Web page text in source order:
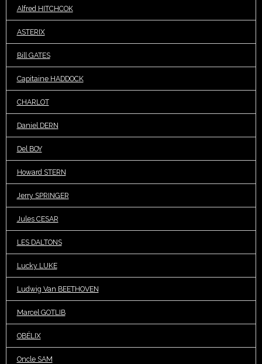
Alfred HITCHCOK
ASTERIX
Bill GATES
Capitaine HADDOCK
CHARLOT
Daniel DERN
Del BOY
Howard STERN
Jerry SPRINGER
Jules CESAR
LES DALTONS
Lucky LUKE
Ludwig Van BEETHOVEN
Marcel GOTLIB
OBÉLIX
Oncle SAM